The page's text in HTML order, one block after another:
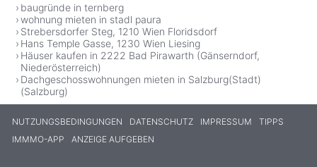
baugründe in ternberg
wohnung mieten in stadl paura
Strebersdorfer Steg, 1210 Wien Floridsdorf
Hans Temple Gasse, 1230 Wien Liesing
Häuser kaufen in 2222 Bad Pirawarth (Gänserndorf,
Niederösterreich)
Dachgeschosswohnungen mieten in Salzburg(Stadt)
(Salzburg)
NUTZUNGSBEDINGUNGEN DATENSCHUTZ IMPRESSUM
TIPPS
IMMMO-APP
ANZEIGE AUFGEBEN